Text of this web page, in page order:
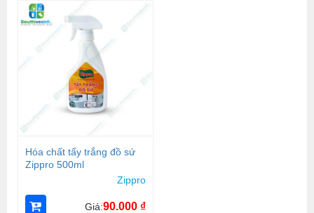
Hóa chất tẩy trắng đồ sứ
Zippro 500ml
Zippro
Giá:90.000 ₫